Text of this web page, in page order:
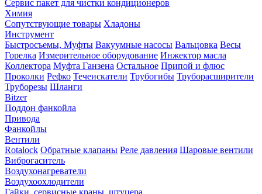
Сервис пакет для чистки кондиционеров
Химия
Сопутствующие товары Хладоны
Инструмент
Быстросъемы, Муфты Вакуумные насосы Вальцовка Весы
Горелка Измерительное оборудование Инжектор масла
Коллектора Муфта Ганзена Остальное Припой и флюс
Проколки Рефко Течеискатели Трубогибы Труборасширители
Труборезы Шланги
Bitzer
Поддон фанкойла
Привода
Фанкойлы
Вентили
Rotalock Обратные клапаны Реле давления Шаровые вентили
Виброгаситель
Воздухонагреватели
Воздухоохлодители
Гайки, сервисные краны, штуцера